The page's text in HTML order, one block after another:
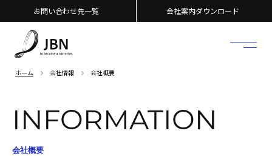
お問い合わせ先一覧 会社案内ダウンロード
ホーム 会社情報 会社概要
INFORMATION
会社概要